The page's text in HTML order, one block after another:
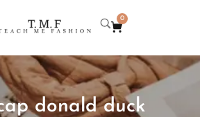
0
donald duck